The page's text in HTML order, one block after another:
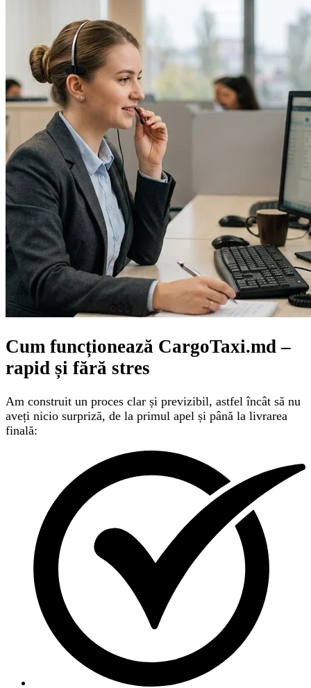
Cum funcționează CargoTaxi.md –
rapid și fără stres
Am construit un proces clar și previzibil, astfel încât să nu
aveți nicio surpriză, de la primul apel și până la livrarea
finală: